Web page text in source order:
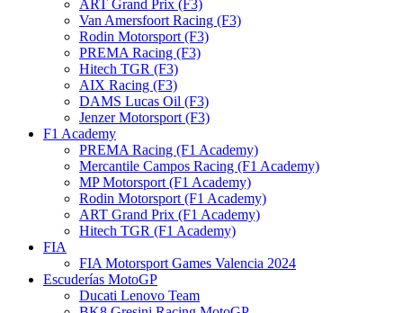
ART Grand Prix (F3)
Van Amersfoort Racing (F3)
Rodin Motorsport (F3)
PREMA Racing (F3)
Hitech TGR (F3)
AIX Racing (F3)
DAMS Lucas Oil (F3)
Jenzer Motorsport (F3)
F1 Academy
PREMA Racing (F1 Academy)
Mercantile Campos Racing (F1 Academy)
MP Motorsport (F1 Academy)
Rodin Motorsport (F1 Academy)
ART Grand Prix (F1 Academy)
Hitech TGR (F1 Academy)
FIA
FIA Motorsport Games Valencia 2024
Escuderías MotoGP
Ducati Lenovo Team